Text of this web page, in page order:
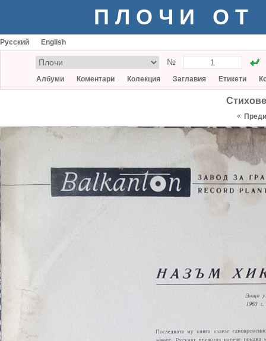
ПЛОЧИ ОТ
Русский English
№
Албуми Коментари Колекция Заглавия Етикети
«